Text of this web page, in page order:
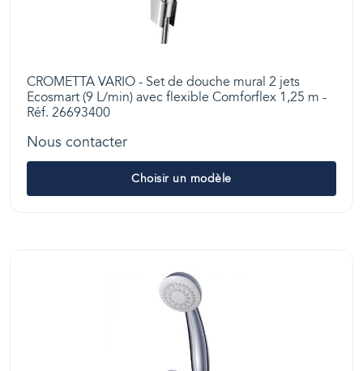
CROMETTA VARIO - Set de douche mural 2 jets
Ecosmart (9 L/min) avec flexible Comforflex 1,25 m -
Réf. 26693400
Nous contacter
Choisir un modèle